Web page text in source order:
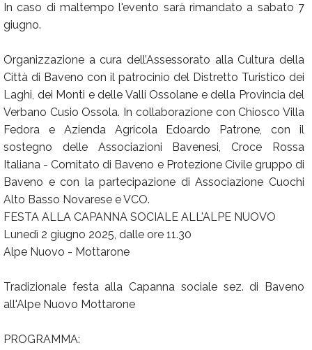
In caso di maltempo l'evento sarà rimandato a sabato 7
giugno.
Organizzazione a cura dell’Assessorato alla Cultura della
Città di Baveno con il patrocinio del Distretto Turistico dei
Laghi, dei Monti e delle Valli Ossolane e della Provincia del
Verbano Cusio Ossola. In collaborazione con Chiosco Villa
Fedora e Azienda Agricola Edoardo Patrone, con il
sostegno delle Associazioni Bavenesi, Croce Rossa
Italiana - Comitato di Baveno e Protezione Civile gruppo di
Baveno e con la partecipazione di Associazione Cuochi
Alto Basso Novarese e VCO.
FESTA ALLA CAPANNA SOCIALE ALL'ALPE NUOVO
Lunedì 2 giugno 2025, dalle ore 11.30
Alpe Nuovo - Mottarone
Tradizionale festa alla Capanna sociale sez. di Baveno
all'Alpe Nuovo Mottarone
PROGRAMMA: